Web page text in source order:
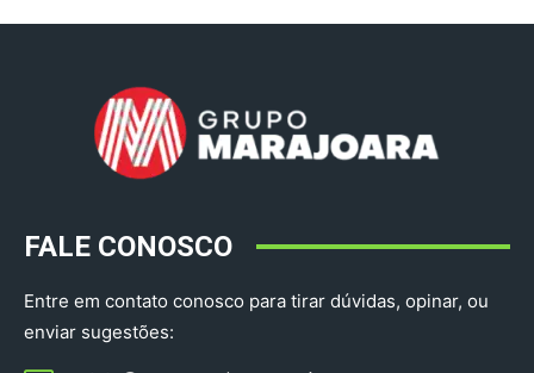
FALE CONOSCO
Entre em contato conosco para tirar dúvidas, opinar, ou
enviar sugestões: